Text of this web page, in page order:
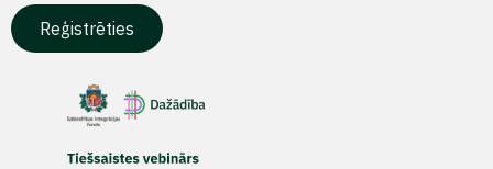
Reģistrēties